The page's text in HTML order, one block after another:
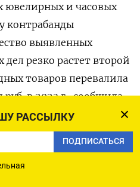
РАССЫЛКУ
ПОДПИСАТЬСЯ
ювелирных и часовых
контрабанды
выявленных
резко растет второй
товаров перевалила
в 2023 г., сообщила
незаконное
границу остановили